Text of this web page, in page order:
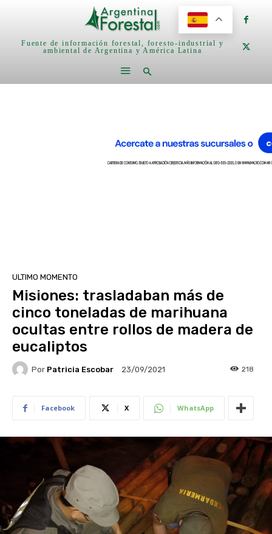
Fuente de información forestal, foresto-industrial y
ambiental de Argentina y América Latina
ULTIMO MOMENTO
Misiones: trasladaban más de
cinco toneladas de marihuana
ocultas entre rollos de madera de
eucaliptos
Por Patricia Escobar 23/09/2021 218
Facebook X WhatsApp